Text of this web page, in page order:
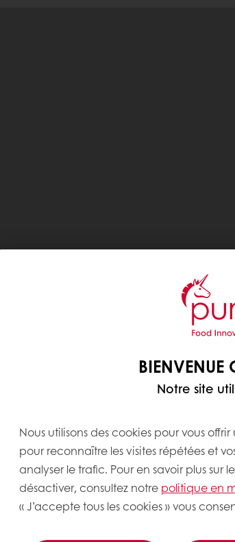
BIENVENUE
Notre site
Nous utilisons des cookies pour vous
pour reconnaître les visites répétées et
analyser le trafic. Pour en savoir plus sur
désactiver, consultez notre politique en
« J’accepte tous les cookies » vous